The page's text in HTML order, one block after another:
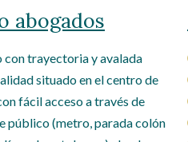
abogados
con trayectoria y avalada
situado en el centro de
fácil acceso a través de
público (metro, parada colón